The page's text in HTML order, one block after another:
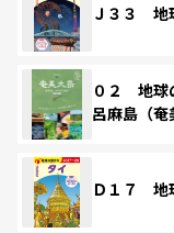
Ｊ３３ 地
０２ 地
呂麻島（
Ｄ１７ 地